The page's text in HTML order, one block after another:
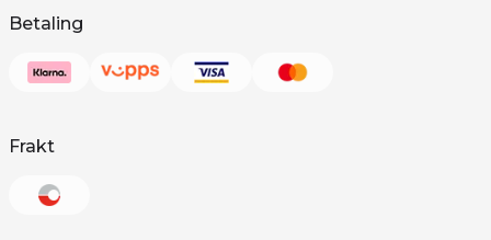
Betaling
Frakt